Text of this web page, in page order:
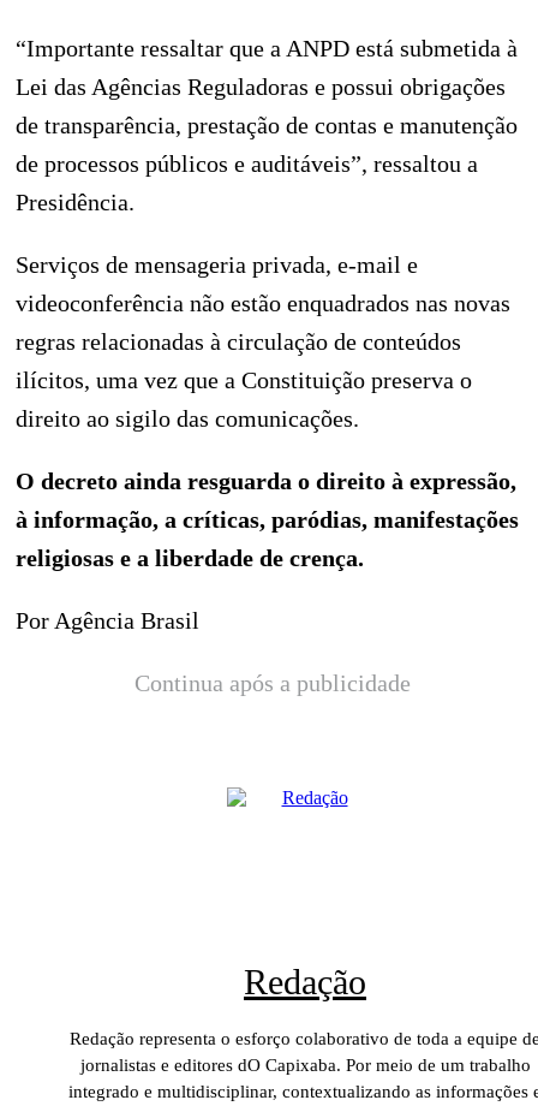
“Importante ressaltar que a ANPD está submetida à
Lei das Agências Reguladoras e possui obrigações
de transparência, prestação de contas e manutenção
de processos públicos e auditáveis”, ressaltou a
Presidência.
Serviços de mensageria privada, e-mail e
videoconferência não estão enquadrados nas novas
regras relacionadas à circulação de conteúdos
ilícitos, uma vez que a Constituição preserva o
direito ao sigilo das comunicações.
O decreto ainda resguarda o direito à expressão,
à informação, a críticas, paródias, manifestações
religiosas e a liberdade de crença.
Por Agência Brasil
Continua após a publicidade
Redação
Redação representa o esforço colaborativo de toda a equipe
jornalistas e editores dO Capixaba. Por meio de um trabalho
integrado e multidisciplinar, contextualizando as informações